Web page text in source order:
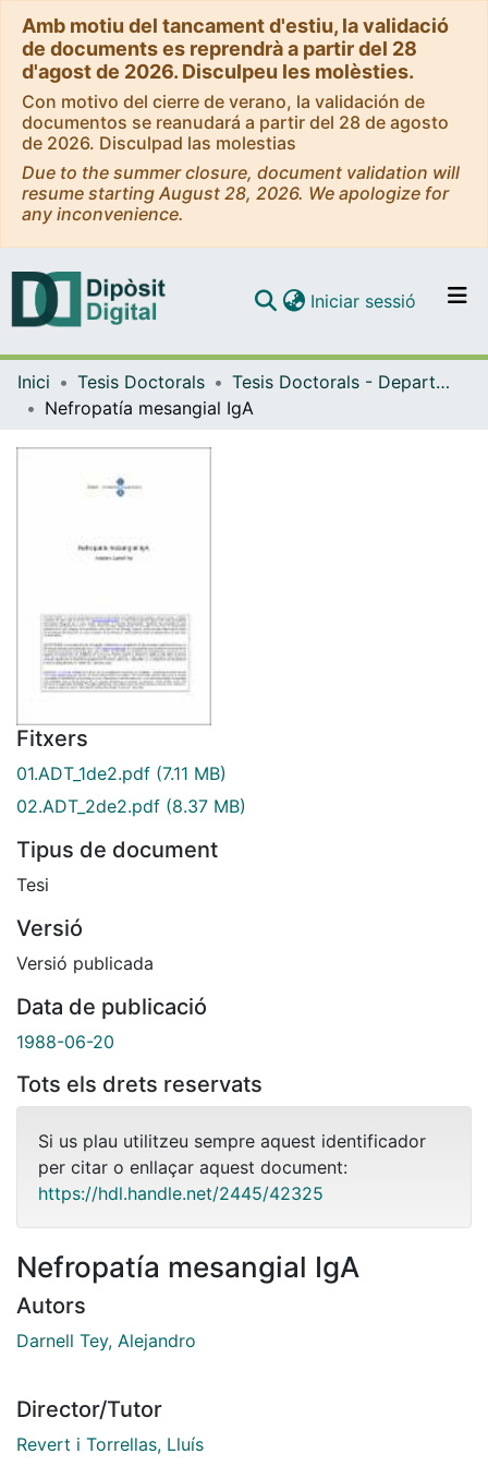
Amb motiu del tancament d'estiu, la validació
de documents es reprendrà a partir del 28
d'agost de 2026. Disculpeu les molèsties.
Con motivo del cierre de verano, la validación de
documentos se reanudará a partir del 28 de agosto
de 2026. Disculpad las molestias
Due to the summer closure, document validation will
resume starting August 28, 2026. We apologize for
any inconvenience.
Navega per tot el DD
Com publicar
Iniciar sessió (current)
Inici Tesis Doctorals
Tesis Doctorals - Departament - Medicina
Nefropatía mesangial IgA
Fitxers
01.ADT_1de2.pdf (7.11 MB)
02.ADT_2de2.pdf (8.37 MB)
Tipus de document
Tesi
Versió
Versió publicada
Data de publicació
1988-06-20
Tots els drets reservats
Si us plau utilitzeu sempre aquest identificador
per citar o enllaçar aquest document:
https://hdl.handle.net/2445/42325
Nefropatía mesangial IgA
Autors
Darnell Tey, Alejandro
Director/Tutor
Revert i Torrellas, Lluís